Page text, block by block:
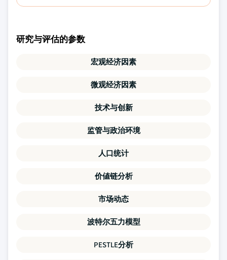
研究与评估的参数
宏观经济因素
微观经济因素
技术与创新
监管与政治环境
人口统计
价値链分析
市场动态
波特尔五力模型
PESTLE分析